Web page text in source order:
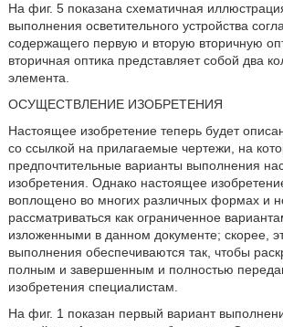
На фиг. 5 показана схематичная
выполнения осветительного устройства
содержащего первую и вторую вторичную
вторичная оптика представляет собой два
элемента.
ОСУЩЕСТВЛЕНИЕ ИЗОБРЕТЕНИЯ
Настоящее изобретение теперь будет
со ссылкой на прилагаемые чертежи, на
предпочтительные варианты выполнения
изобретения. Однако настоящее
воплощено во многих различных формах и
рассматриваться как ограниченное
изложенными в данном документе; скорее,
выполнения обеспечиваются так, чтобы
полным и завершенным и полностью
изобретения специалистам.
На фиг. 1 показан первый вариант